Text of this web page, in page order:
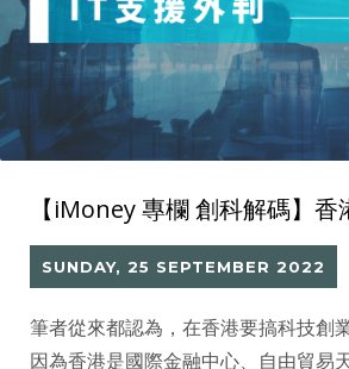
【iMoney 專欄 創科解碼】
SUNDAY, 25 SEPTEMBER 2022
筆者從來都認為，在香港要搞科技創
因為香港是國際金融中心、自由貿易